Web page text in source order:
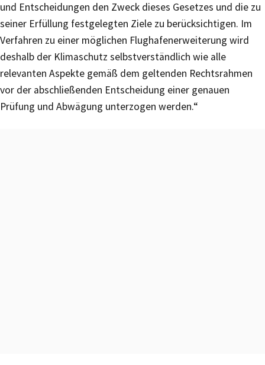
und Entscheidungen den Zweck dieses Gesetzes und die zu
seiner Erfüllung festgelegten Ziele zu berücksichtigen. Im
Verfahren zu einer möglichen Flughafenerweiterung wird
deshalb der Klimaschutz selbstverständlich wie alle
relevanten Aspekte gemäß dem geltenden Rechtsrahmen
vor der abschließenden Entscheidung einer genauen
Prüfung und Abwägung unterzogen werden.“